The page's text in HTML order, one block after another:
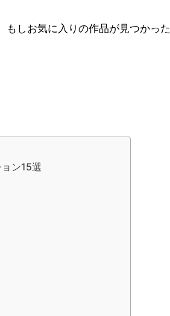
しお気に入りの作品が見つかった
ン15選